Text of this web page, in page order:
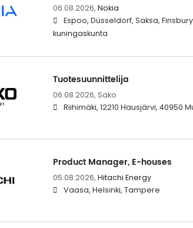
06.08.2026, Nokia
Espoo, Düsseldorf, Saksa,
kuningaskunta
Tuotesuunnittelija
06.08.2026, Sako
Riihimäki, 12210 Hausjärvi, 40950
Product Manager, E-houses
05.08.2026, Hitachi Energy
Vaasa, Helsinki, Tampere